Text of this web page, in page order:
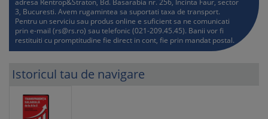
adresa Rentrop&Straton, Bd. Basarabia nr. 256, Incinta Faur, sector
3, Bucuresti. Avem rugamintea sa suportati taxa de transport.
Pentru un serviciu sau produs online e suficient sa ne comunicati
prin e-mail (rs@rs.ro) sau telefonic (021-209.45.45). Banii vor fi
restituiti cu promptitudine fie direct in cont, fie prin mandat postal.
Istoricul tau de navigare